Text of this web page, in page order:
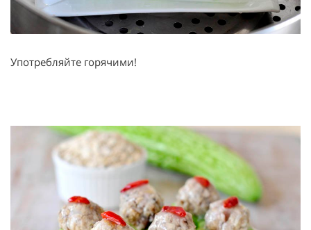
Употребляйте горячими!